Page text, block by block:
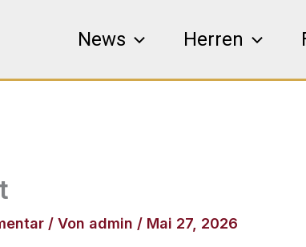
News Herren
/ Von admin / Mai 27, 2026